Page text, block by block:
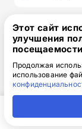
Вы
Доступ к
Этот сайт
улучшения
посещаемости
Продолжая
использование